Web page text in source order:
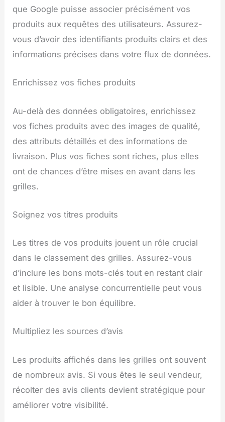
que Google puisse associer précisément vos
produits aux requêtes des utilisateurs. Assurez-
vous d’avoir des identifiants produits clairs et des
informations précises dans votre flux de données.
Enrichissez vos fiches produits
Au-delà des données obligatoires, enrichissez
vos fiches produits avec des images de qualité,
des attributs détaillés et des informations de
livraison. Plus vos fiches sont riches, plus elles
ont de chances d’être mises en avant dans les
grilles.
Soignez vos titres produits
Les titres de vos produits jouent un rôle crucial
dans le classement des grilles. Assurez-vous
d’inclure les bons mots-clés tout en restant clair
et lisible. Une analyse concurrentielle peut vous
aider à trouver le bon équilibre.
Multipliez les sources d’avis
Les produits affichés dans les grilles ont souvent
de nombreux avis. Si vous êtes le seul vendeur,
récolter des avis clients devient stratégique pour
améliorer votre visibilité.